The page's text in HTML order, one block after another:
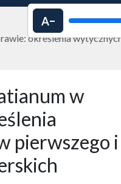
Decrease text
określenia
w
pierwszego i